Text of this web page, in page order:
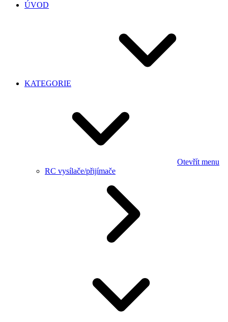
ÚVOD
KATEGORIE
Otevřít menu
RC vysílače/přijímače